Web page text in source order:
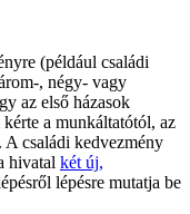
(például családi
, négy- vagy
az első házasok
a munkáltatótól, az
A családi kedvezmény
hivatal két új,
lépésre mutatja be